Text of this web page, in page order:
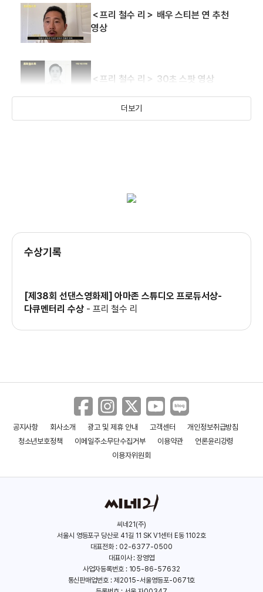
＜프리 철수 리＞ 배우 스티븐 연 추천
영상
＜프리 철수 리＞ 30초 스팟 영상
＜프리 철수 리＞ 티저 예고편
더보기
수상기록
[제38회 선댄스영화제] 아마존 스튜디오 프로듀서상-
다큐멘터리 수상- 프리 철수 리
공지사항 회사소개 광고 및 제휴 안내 고객센터
개인정보취급방침
청소년보호정책
이메일주소무단수집거부 이용약관
언론윤리강령
이용자위원회
씨네21(주)
서울시 영등포구 당산로 41길 11 SK V1센터 E동 1102호
대표전화 : 02-6377-0500
대표이사 : 장영엽
사업자등록번호 : 105-86-57632
통신판매업번호 : 제2015-서울영등포-0671호